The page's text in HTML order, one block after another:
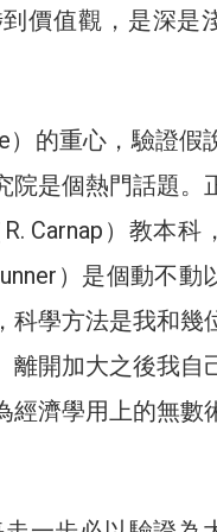
價值觀，是深是
的重心，驗證假
院是個熱門話題。
Carnap）教本科
）是個動不動
科學方法是我和幾
離開加大之後我自
經濟學用上的無數